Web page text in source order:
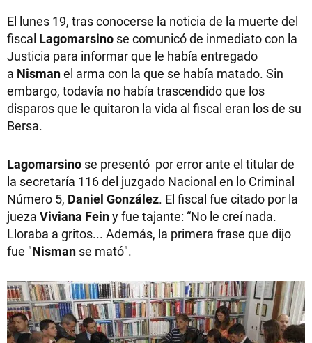
El lunes 19, tras conocerse la noticia de la muerte del
fiscal Lagomarsino se comunicó de inmediato con la
Justicia para informar que le había entregado
a Nismanel arma con la que se había matado. Sin
embargo, todavía no había trascendido que los
disparos que le quitaron la vida al fiscal eran los de su
Bersa.
Lagomarsino se presentó por error ante el titular de
la secretaría 116 del juzgado Nacional en lo Criminal
Número 5, Daniel González. El fiscal fue citado por la
jueza Viviana Feiny fue tajante: “No le creí nada.
Lloraba a gritos... Además, la primera frase que dijo
fue "Nisman se mató".